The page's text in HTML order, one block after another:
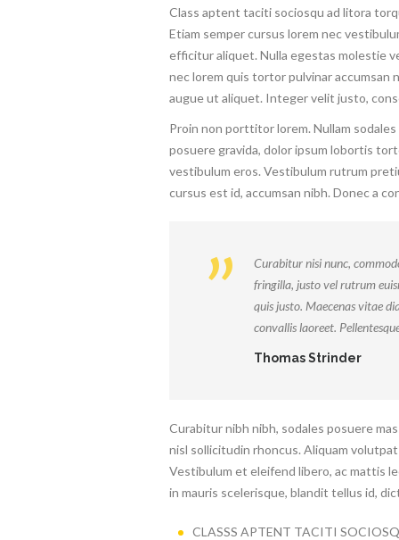
Class aptent taciti sociosqu ad litora
Etiam semper cursus lorem nec
efficitur aliquet. Nulla egestas molestie
nec lorem quis tortor pulvinar accumsan
augue ut aliquet. Integer velit justo,
Proin non porttitor lorem. Nullam
posuere gravida, dolor ipsum lobortis
vestibulum eros. Vestibulum rutrum
cursus est id, accumsan nibh. Donec a
Curabitur nisi nunc,
fringilla, justo vel rutrum
quis justo. Maecenas vitae
convallis laoreet.
Thomas Strinder
Curabitur nibh nibh, sodales posuere
nisl sollicitudin rhoncus. Aliquam
Vestibulum et eleifend libero, ac mattis
in mauris scelerisque, blandit tellus id,
CLASSS APTENT TACITI